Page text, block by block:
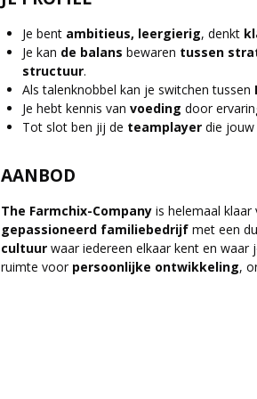
Je bent ambitieus, leergierig, denkt
Je kan de balans bewaren tussen
structuur.
Als talenknobbel kan je switchen tussen
Je hebt kennis van voeding door
Tot slot ben jij de teamplayer die jouw
AANBOD
The Farmchix-Company is helemaal
gepassioneerd familiebedrijf met een
cultuur waar iedereen elkaar kent en waar
ruimte voor persoonlijke ontwikkeling,